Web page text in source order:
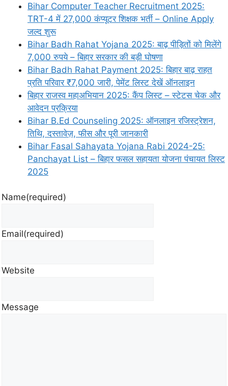
Bihar Computer Teacher Recruitment 2025:
TRT-4 में 27,000 कंप्यूटर शिक्षक भर्ती – Online Apply
जल्द शुरू
Bihar Badh Rahat Yojana 2025: बाढ़ पीड़ितों को मिलेंगे
7,000 रुपये – बिहार सरकार की बड़ी घोषणा
Bihar Badh Rahat Payment 2025: बिहार बाढ़ राहत
प्रति परिवार ₹7,000 जारी, पेमेंट लिस्ट देखें ऑनलाइन
बिहार राजस्व महाअभियान 2025: कैंप लिस्ट – स्टेटस चेक और
आवेदन प्रक्रिया
Bihar B.Ed Counseling 2025: ऑनलाइन रजिस्ट्रेशन,
तिथि, दस्तावेज़, फीस और पूरी जानकारी
Bihar Fasal Sahayata Yojana Rabi 2024-25:
Panchayat List – बिहार फसल सहायता योजना पंचायत लिस्ट
2025
Name(required)
Email(required)
Website
Message